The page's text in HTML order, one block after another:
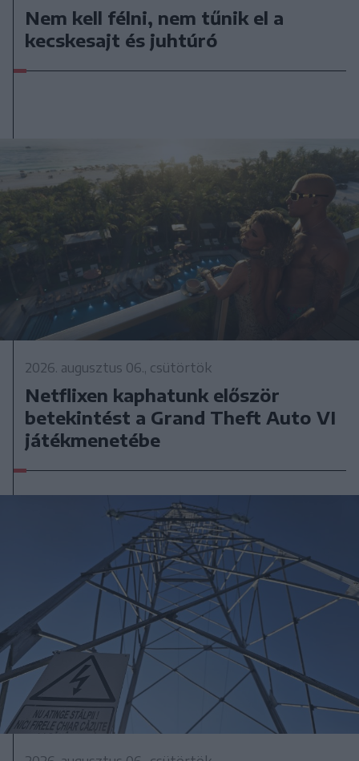
Nem kell félni, nem tűnik el a
kecskesajt és juhtúró
2026. augusztus 06., csütörtök
Netflixen kaphatunk először
betekintést a Grand Theft Auto VI
játékmenetébe